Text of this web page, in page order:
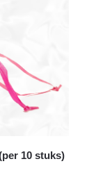
10 stuks)